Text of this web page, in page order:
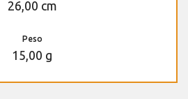
26,00 cm
Peso
15,00 g